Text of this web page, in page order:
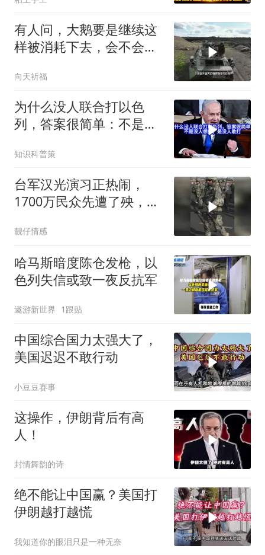
有人问，大鹅要是继续这
样被消耗下去，会不会灭
向天祈福
为什么没人联合打以色
列，答案很简单：不是没
知识科普策
台军汉光演习正热闹，
1700万民众先遭了殃，美
靓仔情感
哈马斯暗度陈仓发枪，以
色列失信或致一夜反抗军
遨游新世界 1跟贴
中国综合国力太强大了，
美国迟迟不敢行动
小豆豆赛事
这操作，伊朗背后有高
人！
封情舞韵的诗
绝不能让中国赢？美国打
伊朗越打越慌
我知道你的眼泪只是一种无奈